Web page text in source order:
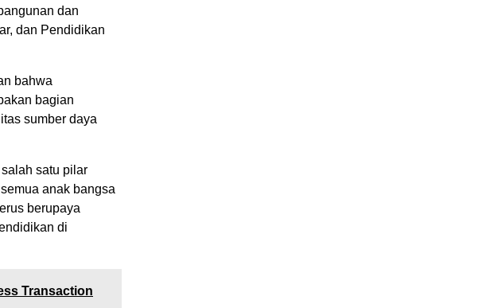
dan
dan Pendidikan
bahwa
bagian
sumber daya
satu pilar
anak bangsa
berupaya
di
Transaction